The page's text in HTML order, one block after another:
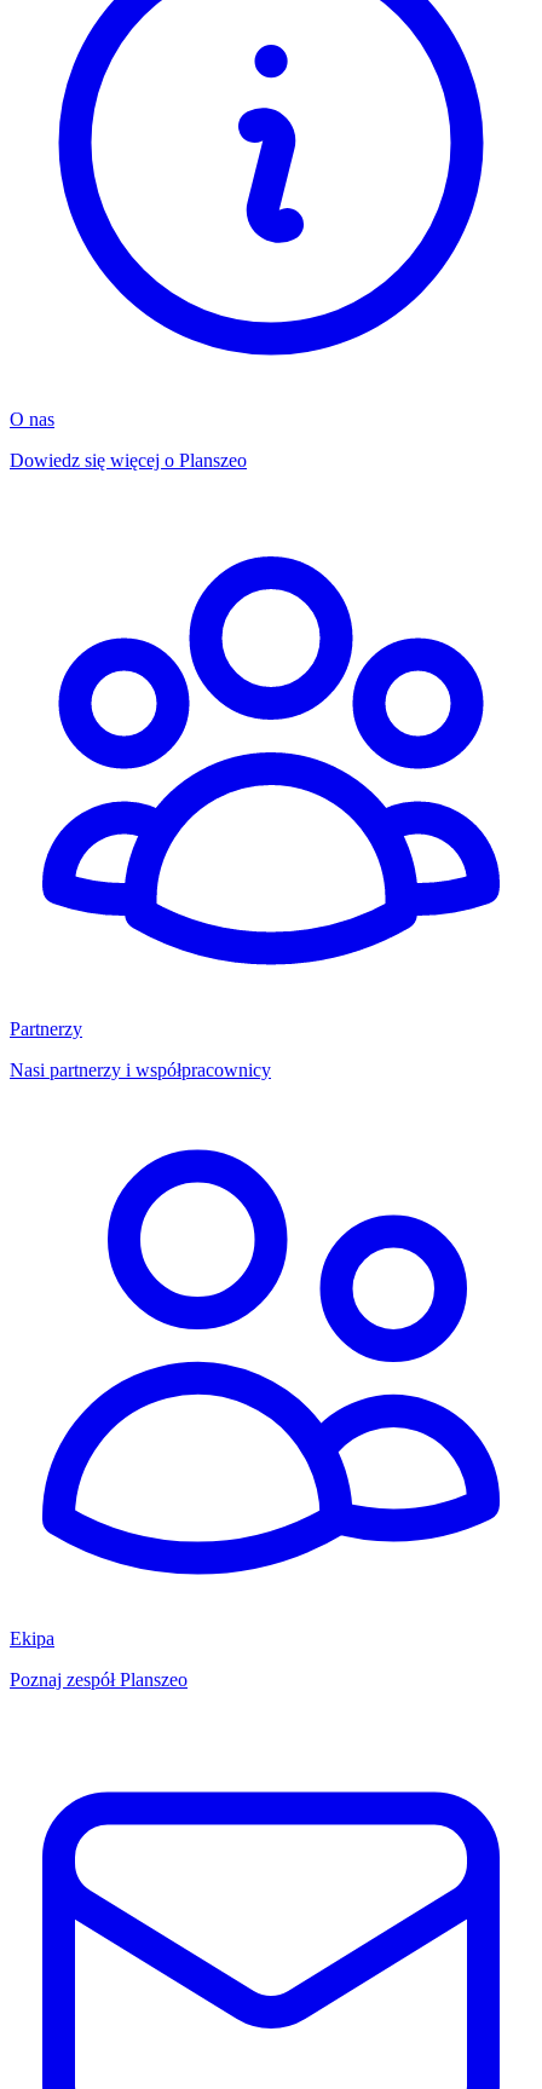
O nas
Dowiedz się więcej o Planszeo
Partnerzy
Nasi partnerzy i współpracownicy
Ekipa
Poznaj zespół Planszeo